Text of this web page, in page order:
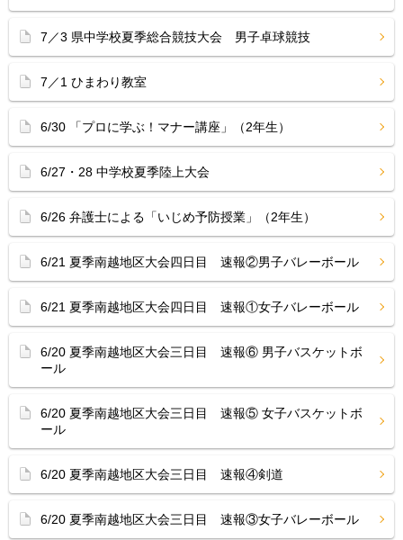
7／3 県中学校夏季総合競技大会 男子卓球競技
7／1 ひまわり教室
6/30 「プロに学ぶ！マナー講座」（2年生）
6/27・28 中学校夏季陸上大会
6/26 弁護士による「いじめ予防授業」（2年生）
6/21 夏季南越地区大会四日目 速報②男子バレーボール
6/21 夏季南越地区大会四日目 速報①女子バレーボール
6/20 夏季南越地区大会三日目 速報⑥ 男子バスケットボ
ール
6/20 夏季南越地区大会三日目 速報⑤ 女子バスケットボ
ール
6/20 夏季南越地区大会三日目 速報④剣道
6/20 夏季南越地区大会三日目 速報③女子バレーボール